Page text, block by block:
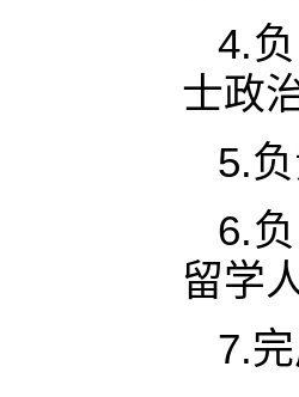
4.
士政
5.
6.
留学
7.